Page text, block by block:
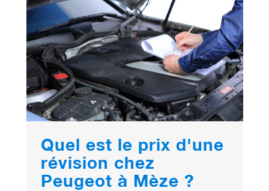
Quel est le prix d'une
révision chez
Peugeot à Mèze ?